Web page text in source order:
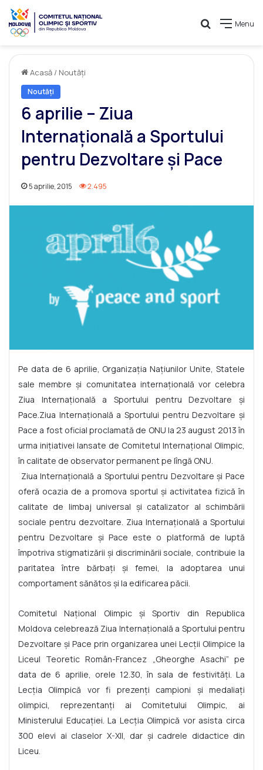
Menu
Caută
Acasă / Noutăți
Noutăți
6 aprilie – Ziua
Internațională a Sportului
pentru Dezvoltare și Pace
5 aprilie, 2015 2.495
Pe data de 6 aprilie, Organizația Națiunilor Unite, Statele
sale membre și comunitatea internațională vor celebra
Ziua Internațională a Sportului pentru Dezvoltare și
Pace.Ziua Internațională a Sportului pentru Dezvoltare și
Pace a fost oficial proclamată de ONU la 23 august 2013 în
urma inițiativei lansate de Comitetul Internațional Olimpic,
în calitate de observator permanent pe lîngă ONU.
Ziua Internațională a Sportului pentru Dezvoltare și Pace
oferă ocazia de a promova sportul și activitatea fizică în
calitate de limbaj universal și catalizator al schimbării
sociale pentru dezvoltare. Ziua Internațională a Sportului
pentru Dezvoltare și Pace este o platformă de luptă
împotriva stigmatizării și discriminării sociale, contribuie la
paritatea între bărbați și femei, la adoptarea unui
comportament sănătos și la edificarea păcii.
Comitetul Național Olimpic și Sportiv din Republica
Moldova celebrează Ziua Internațională a Sportului pentru
Dezvoltare și Pace prin organizarea unei Lecții Olimpice la
Liceul Teoretic Român-Francez „Gheorghe Asachi” pe
data de 6 aprilie, orele 12.30, în sala de festivități. La
Lecția Olimpică vor fi prezenți campioni și medaliați
olimpici, reprezentanți ai Comitetului Olimpic, ai
Ministerului Educației. La Lecția Olimpică vor asista circa
300 elevi ai claselor X-XII, dar și cadrele didactice din
Liceu.